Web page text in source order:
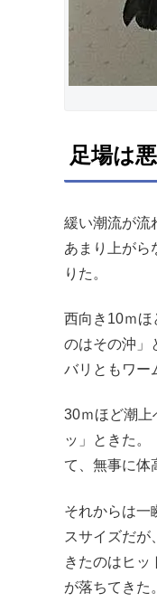
足場は
緩い潮流が流
あまり上がら
りた。
西向き10ｍほ
のはその沖」
バリともワー
30ｍほど潮上
ッ」ときた。
て、無事に体
それからは一
スサイズだが
きたのはヒッ
が落ちてきた。